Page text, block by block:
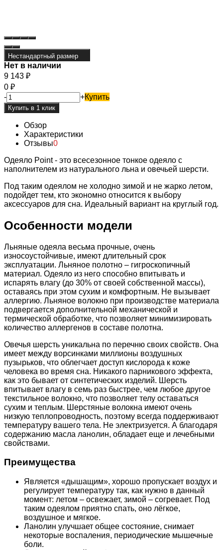
Нестандартный размер
Нет в наличии
9 143 ₽
0 ₽
-
+Купить
Обзор
Характеристики
Отзывы0
Одеяло Point - это всесезонное тонкое одеяло с
наполнителем из натурального льна и овечьей шерсти.
Под таким одеялом не холодно зимой и не жарко летом,
подойдет тем, кто экономно относится к выбору
аксессуаров для сна. Идеальный вариант на круглый год.
Особенности модели
Льняные одеяла весьма прочные, очень
износоустойчивые, имеют длительный срок
эксплуатации. Льняное полотно – гигроскопичный
материал. Одеяло из него способно впитывать и
испарять влагу (до 30% от своей собственной массы),
оставаясь при этом сухим и комфортным. Не вызывает
аллергию. Льняное волокно при производстве материала
подвергается дополнительной механической и
термической обработке, что позволяет минимизировать
количество аллергенов в составе полотна.
Овечья шерсть уникальна по перечню своих свойств. Она
имеет между ворсинками миллионы воздушных
пузырьков, что облегчает доступ кислорода к коже
человека во время сна. Никакого парникового эффекта,
как это бывает от синтетических изделий. Шерсть
впитывает влагу в семь раз быстрее, чем любое другое
текстильное волокно, что позволяет телу оставаться
сухим и теплым. Шерстяные волокна имеют очень
низкую теплопроводность, поэтому всегда поддерживают
температуру вашего тела. Не электризуется. А благодаря
содержанию масла ланолин, обладает еще и лечебными
свойствами.
Преимущества
Является «дышащим», хорошо пропускает воздух и
регулирует температуру так, как нужно в данный
момент: летом – освежает, зимой – согревает. Под
таким одеялом приятно спать, оно лёгкое,
воздушное и мягкое.
Ланолин улучшает общее состояние, снимает
некоторые воспаления, периодические мышечные
боли.